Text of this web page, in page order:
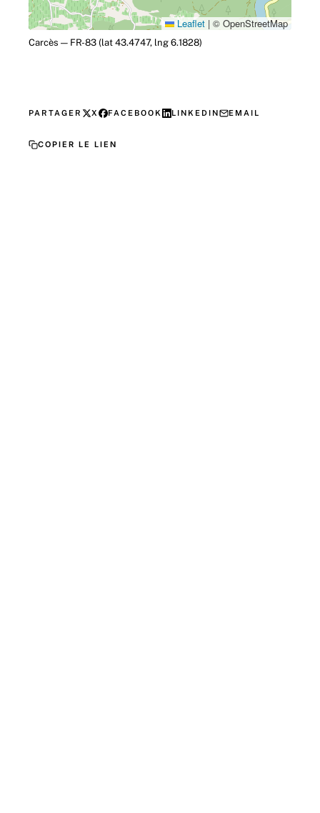
Leaflet | © OpenStreetMap
Carcès — FR-83 (lat 43.4747, lng 6.1828)
PARTAGER X FACEBOOK LINKEDIN EMAIL
COPIER LE LIEN